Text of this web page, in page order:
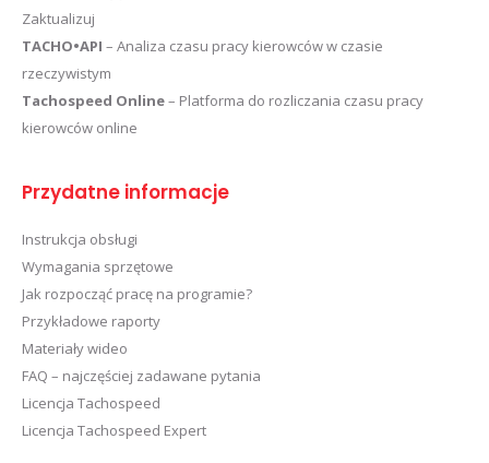
Zaktualizuj
TACHO•API – Analiza czasu pracy kierowców w czasie
rzeczywistym
Tachospeed Online– Platforma do rozliczania czasu pracy
kierowców online
Przydatne informacje
Instrukcja obsługi
Wymagania sprzętowe
Jak rozpocząć pracę na programie?
Przykładowe raporty
Materiały wideo
FAQ – najczęściej zadawane pytania
Licencja Tachospeed
Licencja Tachospeed Expert